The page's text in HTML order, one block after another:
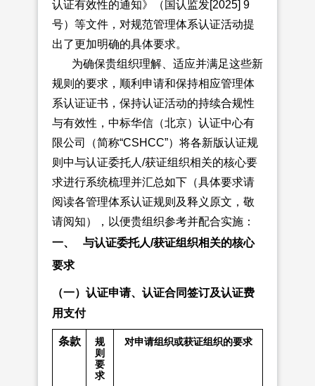
认证有效性的通知》（国认监发[2025] 9
号）等文件，对规范管理体系认证活动提
出了更加明确的具体要求。
为确保贵组织理解、适应并满足这些新
规则的要求，顺利申请和保持相应管理体
系认证证书，保持认证活动的持续合规性
与有效性，中标华信（北京）认证中心有
限公司（简称“CSHCC”）将各新版认证规
则中与认证委托人/获证组织相关的核心要
求进行系统梳理并汇总如下（具体要求请
阅读各管理体系认证规则及释义原文，敬
请阅知），以便贵组织参考并配合实施：
一、
与认证委托人/获证组织相关的核心
要求
（一）认证申请、认证合同签订及认证费
用支付
条款
规
则
要
求
对申请组织或获证组织的要求